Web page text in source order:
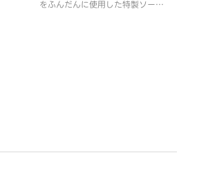
をふんだんに使用した特製ソース